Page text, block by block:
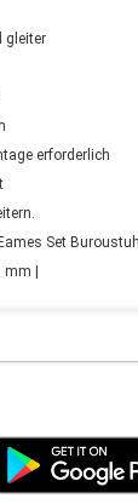
gleiter
erforderlich
Eames Set
|